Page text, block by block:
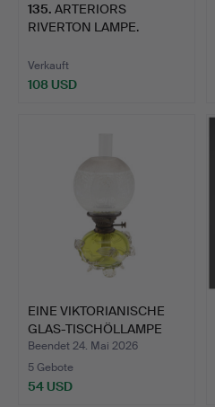
135. ARTERIORS
RIVERTON LAMPE.
Verkauft
108 USD
EINE VIKTORIANISCHE
GLAS-TISCHÖLLAMPE
MIT …
Beendet 24. Mai 2026
5 Gebote
54 USD